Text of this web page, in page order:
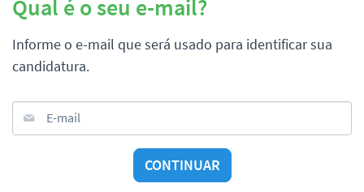
Qual é o seu e-mail?
Informe o e-mail que será usado para identificar sua
candidatura.
E-mail
CONTINUAR